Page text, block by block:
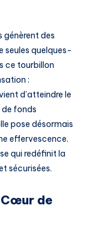
génèrent des
seules quelques-
ce tourbillon
:
d’atteindre le
de fonds
pose désormais
effervescence.
qui redéfinit la
sécurisées.
Cœur de